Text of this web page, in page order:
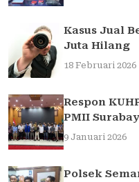
Kasus Jual
Juta Hilang
18 Februari 2026
Respon
PMII
Sarasehan
9 Januari 2026
Polsek